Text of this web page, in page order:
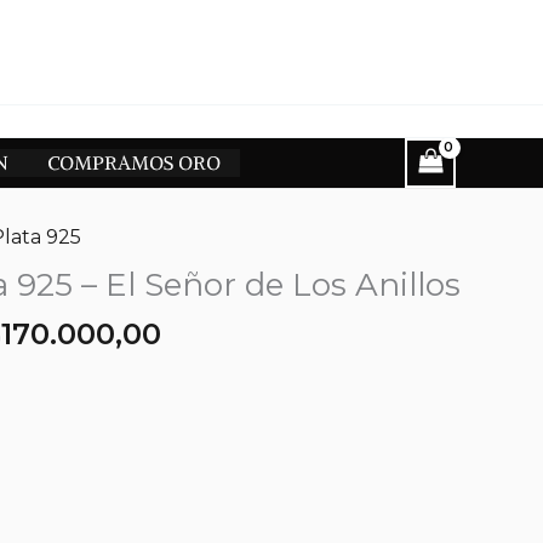
COMPRAMOS ORO
925
925 – El Señor de Los Anillos
170.000,00